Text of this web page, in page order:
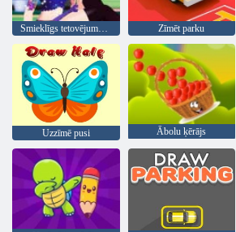
Smieklīgs tetovējumu veikals Zīmēt parku
Uzzīmē pusi Ābolu ķērājs